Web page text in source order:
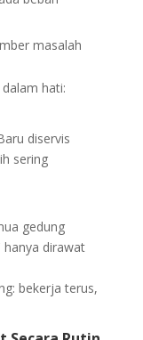
masalah
hati:
diservis
sering
gedung
hanya dirawat
bekerja terus,